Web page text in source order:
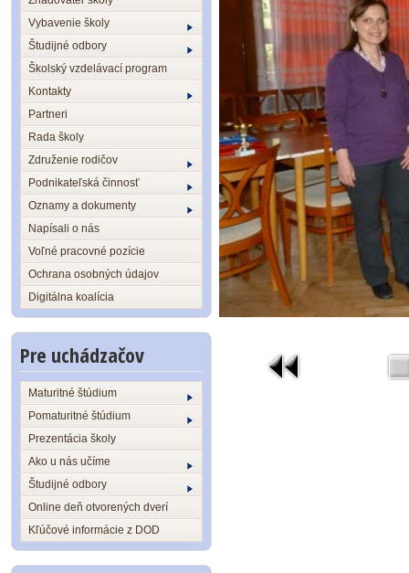
Vybavenie školy
Študijné odbory
Školský vzdelávací program
Kontakty
Partneri
Rada školy
Združenie rodičov
Podnikateľská činnosť
Oznamy a dokumenty
Napísali o nás
Voľné pracovné pozície
Ochrana osobných údajov
Digitálna koalícia
Pre uchádzačov
Maturitné štúdium
Pomaturitné štúdium
Prezentácia školy
Ako u nás učíme
Študijné odbory
Online deň otvorených dverí
Kľúčové informácie z DOD